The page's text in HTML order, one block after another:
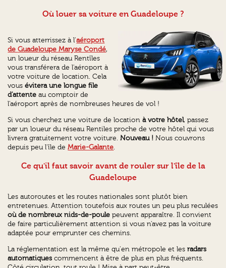
Où louer sa voiture en Guadeloupe ?
Si vous atterrissez à l'aéroport
deGuadeloupe Maryse Condé,
un loueur du réseau Rentîles
vous transférera de l'aéroport à
votre voiture de location. Cela
vousévitera une longue file
d'attente au comptoir de
l'aéroport après de nombreuses heures de vol !
Si vous cherchez une voiture de locationà votre hôtel, passez
par un loueur du réseau Rentiles proche de votre hôtel qui vous
livrera gratuitement votre voiture.Nouveau ! Nous couvrons
depuis peu l'île deMarie-Galante.
Ce qu'il faut savoir avant de rouler sur l'île de la
Guadeloupe
Les autoroutes et les routes nationales sont plutôt bien
entretenues. Attention toutefois aux routes un peu plus reculées
où de nombreux nids-de-poule peuvent apparaître. Il convient
de faire particulièrement attention si vous n'avez pas la voiture
adaptée pour emprunter ces chemins.
La réglementation est la même qu'en métropole et les radars
automatiques commencent à être de plus en plus fréquents.